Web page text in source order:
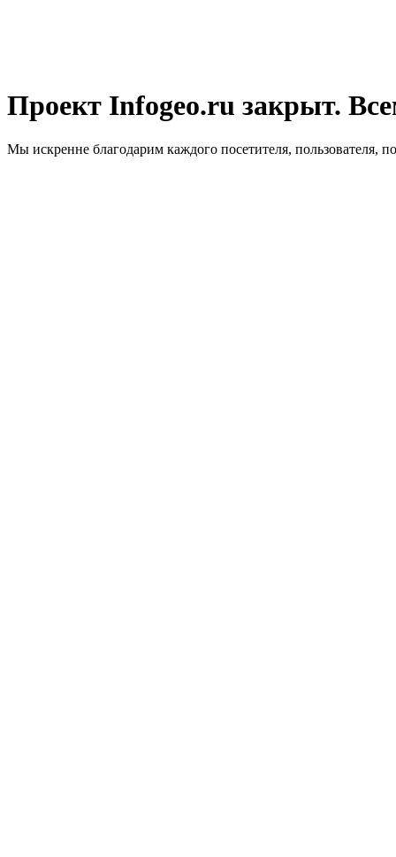
Проект Infogeo.ru закрыт.
Мы искренне благодарим каждого посетителя, пользователя,